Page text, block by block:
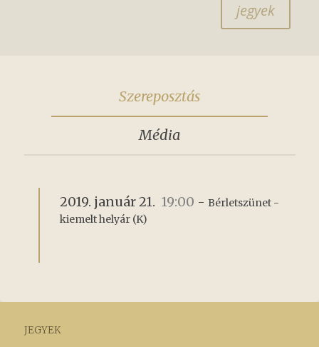
jegyek
Szereposztás
Média
2019. január 21. 19:00 - Bérletszünet -
kiemelt helyár (K)
JEGYEK